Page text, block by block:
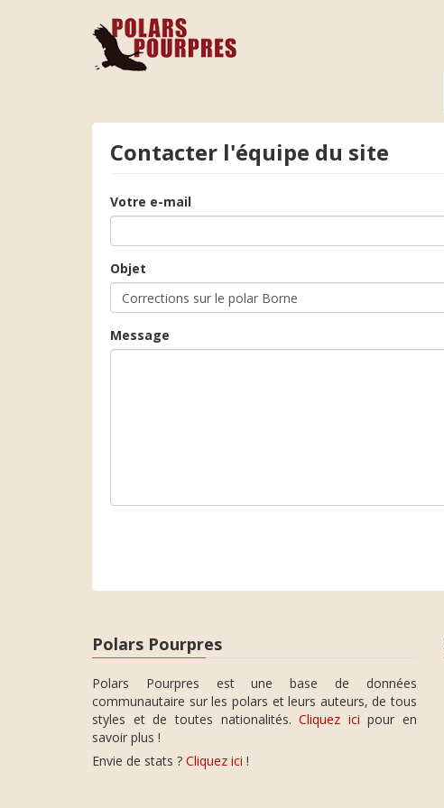
Contacter l'équipe du site
Votre e-mail
Objet
Message
Polars Pourpres
Polars Pourpres est une base de données
communautaire sur les polars et leurs auteurs, de tous
styles et de toutes nationalités.Cliquez ici pour en
savoir plus !
Envie de stats ? Cliquez ici !